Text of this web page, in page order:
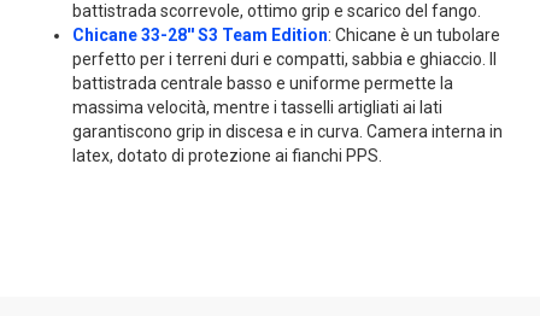
battistrada scorrevole, ottimo grip e scarico del fango.
Chicane 33-28'' S3 Team Edition: Chicane è un tubolare
perfetto per i terreni duri e compatti, sabbia e ghiaccio. Il
battistrada centrale basso e uniforme permette la
massima velocità, mentre i tasselli artigliati ai lati
garantiscono grip in discesa e in curva. Camera interna in
latex, dotato di protezione ai fianchi PPS.